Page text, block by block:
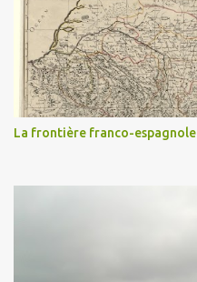
La frontière franco-espagnole